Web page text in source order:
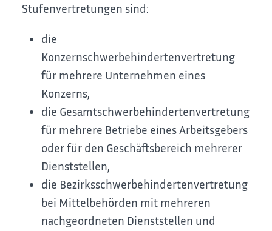
Stufenvertretungen sind:
die
Konzernschwerbehindertenvertretung
für mehrere Unternehmen eines
Konzerns,
die Gesamtschwerbehindertenvertretung
für mehrere Betriebe eines Arbeitsgebers
oder für den Geschäftsbereich mehrerer
Dienststellen,
die Bezirksschwerbehindertenvertretung
bei Mittelbehörden mit mehreren
nachgeordneten Dienststellen und